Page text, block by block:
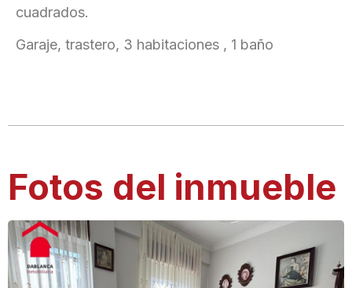
cuadrados.
Garaje, trastero, 3 habitaciones , 1 baño
Fotos del inmueble